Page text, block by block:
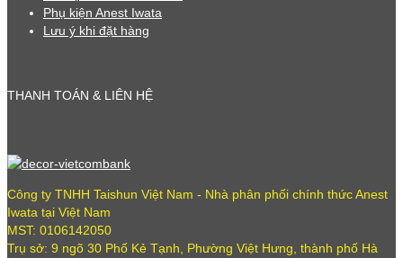
Phụ kiện Anest Iwata
Lưu ý khi đặt hàng
THANH TOÁN & LIÊN HỆ
Công ty TNHH Taishun Việt Nam - Nhà phân phối chính thức Anest
Iwata tại Việt Nam
MST: 0106142050
Trụ sở: 9 ngõ 30 Phố Kẻ Tạnh, Phường Việt Hưng, thành phố Hà